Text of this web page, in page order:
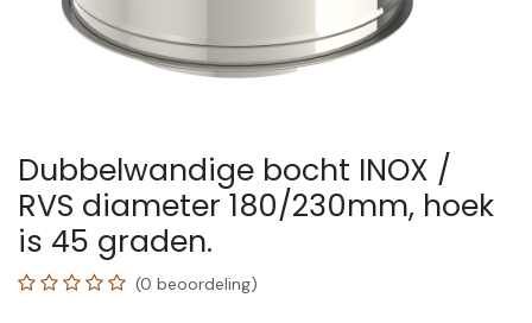
Dubbelwandige bocht INOX /
RVS diameter 180/230mm, hoek
is 45 graden.
(0 beoordeling)